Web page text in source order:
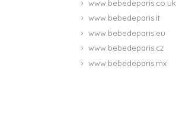
www.bebedeparis.co.uk
www.bebedeparis.it
www.bebedeparis.eu
www.bebedeparis.cz
www.bebedeparis.mx